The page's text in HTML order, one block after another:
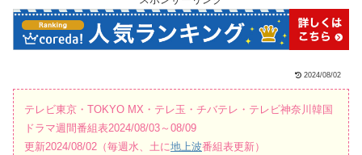
2024/08/02
テレビ東京・TOKYO MX・テレ玉・チバテレ・テレビ神奈川韓国
ドラマ週間番組表2024/08/03～08/09
更新2024/08/02（毎週水、土に地上波番組表更新）